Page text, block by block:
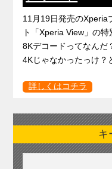
11月19日発売のXperia
ト「Xperia View」の
8Kデコードってなんだ
4Kじゃなかったっけ
詳しくはコチラ
キ